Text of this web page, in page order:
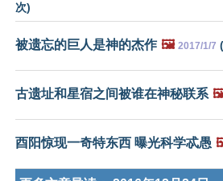
次)
被遗忘的巨人是神的杰作 🖼️ 2017/1/7 (
古遗址和星宿之间被谁在神秘联系
酉阳惊现一奇特东西 曝光科学忒愚